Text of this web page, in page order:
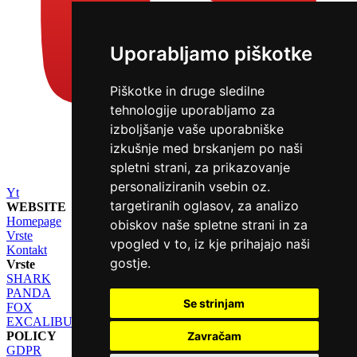
Uporabljamo piškotke
Piškotke in druge sledilne
tehnologije uporabljamo za
izboljšanje vaše uporabniške
izkušnje med brskanjem po naši
spletni strani, za prikazovanje
personaliziranih vsebin oz.
targetiranih oglasov, za analizo
obiskov naše spletne strani in za
vpogled v to, iz kje prihajajo naši
gostje.
Se strinjam
Zavračam
Yt
WEBSITE
Homepage
Vrste
Kontakt
Vrste
SHARK
PANDA
FOX
EXCALIBUR
POLICY
GDPR